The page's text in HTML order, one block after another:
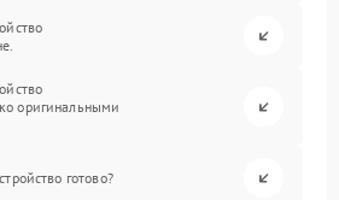
оригинальными
готово?